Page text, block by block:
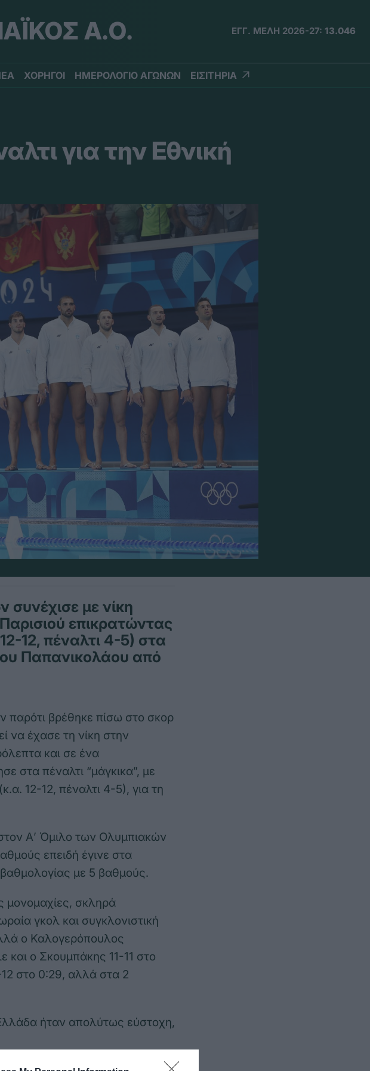
Α.Ο. ΕΓΓ. ΜΕΛΗ 2026-27: 13.046
ΧΟΡΗΓΟΙ ΗΜΕΡΟΛΟΓΙΟ ΑΓΩΝΩΝ ΕΙΣΙΤΗΡΙΑ
για την Εθνική
με νίκη
επικρατώντας
12, πέναλτι 4-5) στα
Παπανικολάου από
παρότι βρέθηκε πίσω στο σκορ
να έχασε τη νίκη στην
και σε ένα
στα πέναλτι “μάγκικα”, με
12-12, πέναλτι 4-5), για τη
Α’ Όμιλο των Ολυμπιακών
επειδή έγινε στα
βαθμολογίας με 5 βαθμούς.
μονομαχίες, σκληρά
γκολ και συγκλονιστική
ο Καλογερόπουλος
και ο Σκουμπάκης 11-11 στο
στο 0:29, αλλά στα 2
ήταν απολύτως εύστοχη,